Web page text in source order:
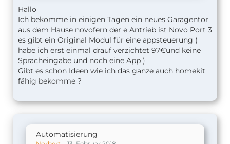
Hallo
Ich bekomme in einigen Tagen ein neues Garagentor
aus dem Hause novofern der e Antrieb ist Novo Port 3
es gibt ein Original Modul für eine appsteuerung (
habe ich erst einmal drauf verzichtet 97€und keine
Spracheingabe und noch eine App )
Gibt es schon Ideen wie ich das ganze auch homekit
fähig bekomme ?
Automatisierung